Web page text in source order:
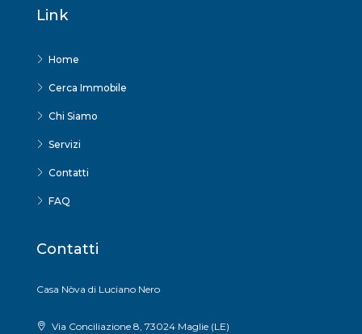
Link
Home
Cerca Immobile
Chi Siamo
Servizi
Contatti
FAQ
Contatti
Casa Nòva di Luciano Nero
Via Conciliazione 8, 73024 Maglie (LE)